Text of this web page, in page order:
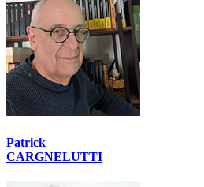
Patrick
CARGNELUTTI